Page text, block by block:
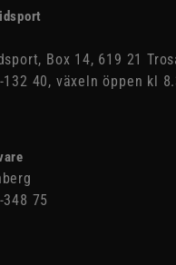
Box 14, 619 21
40, växeln öppen kl
75